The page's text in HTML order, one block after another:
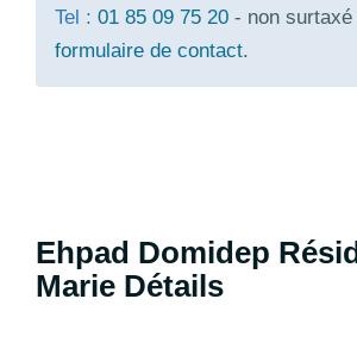
Tel : 01 85 09 75 20 - non
formulaire de contact.
Ehpad Domidep
Marie Détails